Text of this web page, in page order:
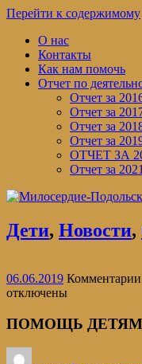
Перейти к содержимому
О нас
Контакты
Как нам помочь
Отчет по
Отчет за
Отчет за
Отчет за
Отчет за
ОТЧЕТ ЗА
Отчет за
Дети, Новости,
06.06.2019 Комментарии
отключены
ПОМОЩЬ ДЕТЯМ